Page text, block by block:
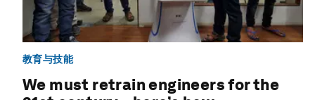
教育与技能
We must retrain engineers for the